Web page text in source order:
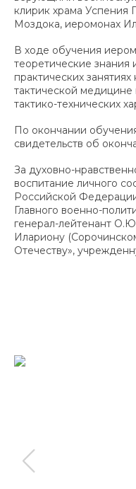
клирик храма Успения
Моздока, иеромонах
В ходе обучения
теоретические знания
практических
тактической
тактико-технических
По окончании
свидетельств об
За духовно-
воспитание личного
Российской
Главного военно-
генерал-лейтенант
Илариону
Отечеству»,